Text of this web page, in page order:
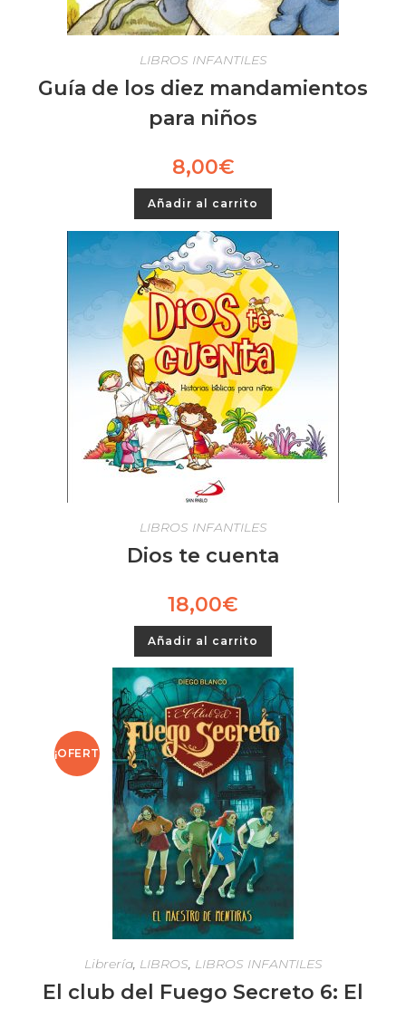
LIBROS INFANTILES
Guía de los diez mandamientos
para niños
8,00€
Añadir al carrito
LIBROS INFANTILES
Dios te cuenta
18,00€
Añadir al carrito
¡OFERT
Librería, LIBROS, LIBROS INFANTILES
El club del Fuego Secreto 6: El